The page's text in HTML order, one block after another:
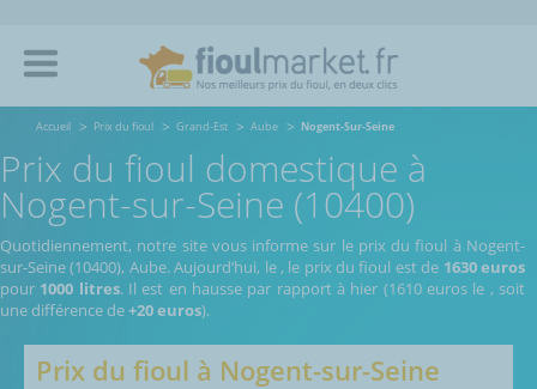
Accueil Prix du fioul Grand-Est Aube Nogent-Sur-Seine
Prix du fioul domestique à
Nogent-sur-Seine (10400)
Quotidiennement, notre site vous informe sur le prix du fioul à Nogent-
sur-Seine (10400), Aube.Aujourd’hui, le , le prix du fioul est de 1630 euros
pour 1000 litres. Il est en hausse par rapport à hier (1610 euros le , soit
une différence de+20 euros).
Prix du fioul à Nogent-sur-Seine